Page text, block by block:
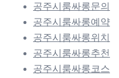
공주시룸싸롱문의
공주시룸싸롱예약
공주시룸싸롱위치
공주시룸싸롱추천
공주시룸싸롱코스